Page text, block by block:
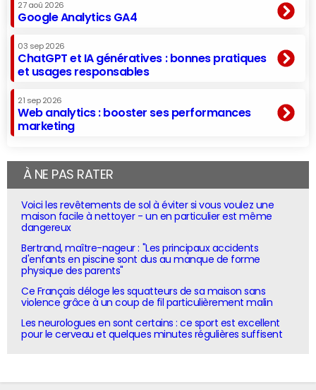
27 aoû 2026
Google Analytics GA4
03 sep 2026
ChatGPT et IA génératives : bonnes pratiques
et usages responsables
21 sep 2026
Web analytics : booster ses performances
marketing
À NE PAS RATER
Voici les revêtements de sol à éviter si vous voulez une
maison facile à nettoyer - un en particulier est même
dangereux
Bertrand, maître-nageur : "Les principaux accidents
d'enfants en piscine sont dus au manque de forme
physique des parents"
Ce Français déloge les squatteurs de sa maison sans
violence grâce à un coup de fil particulièrement malin
Les neurologues en sont certains : ce sport est excellent
pour le cerveau et quelques minutes régulières suffisent